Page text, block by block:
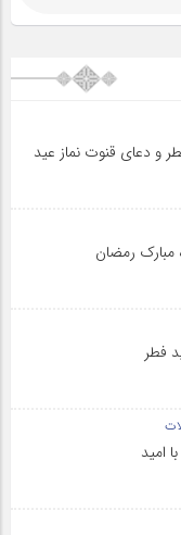
و دعای قنوت نماز عید
مبارک رمضان
فطر
امید